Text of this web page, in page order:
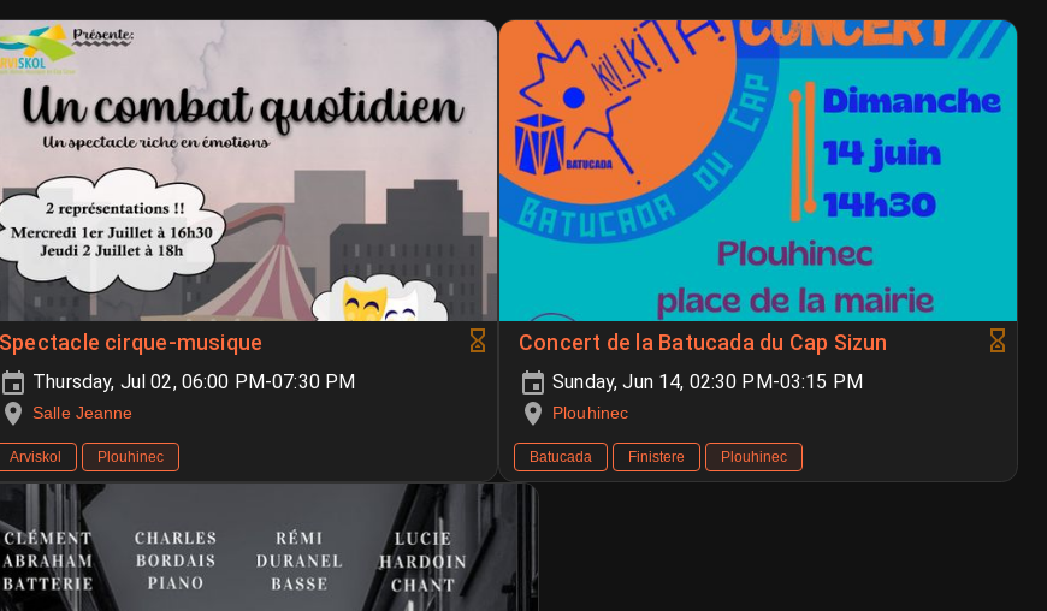
Spectacle cirque-musique
Thursday, Jul 02, 06:00 PM-07:30 PM
Salle Jeanne
Arviskol Plouhinec
Concert de la Batucada du Cap Sizun
Sunday, Jun 14, 02:30 PM-03:15 PM
Plouhinec
Batucada Finistere Plouhinec